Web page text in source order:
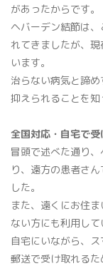
があったからです。
ヘバーデン結節は
れてきましたが、
います。
治らない病気と諦
抑えられることを知
全国対応・自宅で
冒頭で述べた通り
り、遠方の患者さ
した。
また、遠くにお住
ない方にも利用して
自宅にいながら、
郵送で受け取れる